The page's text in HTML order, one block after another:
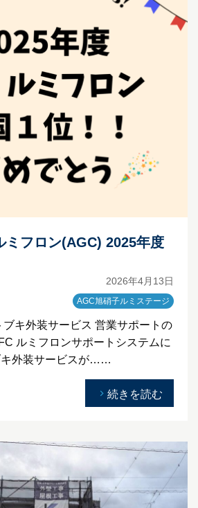
フロン(AGC) 2025年度
2026年4月13日
AGC旭硝子ルミステージ
ブキ外装サービス 営業サポートの
ルミフロンサポートシステムに
キ外装サービスが……
続きを読む